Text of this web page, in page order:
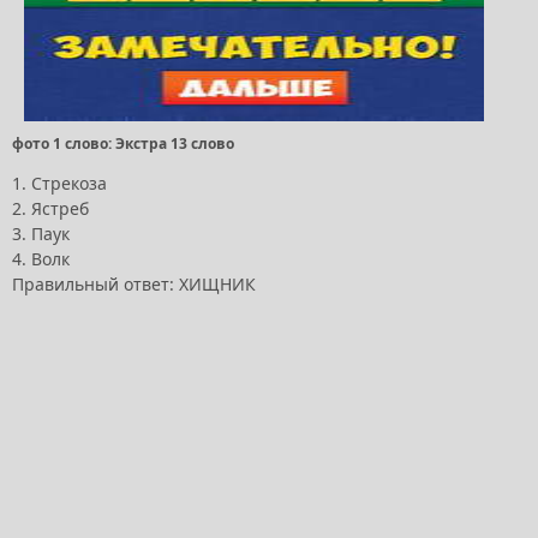
фото 1 слово: Экстра 13 слово
1. Стрекоза
2. Ястреб
3. Паук
4. Волк
Правильный ответ: ХИЩНИК